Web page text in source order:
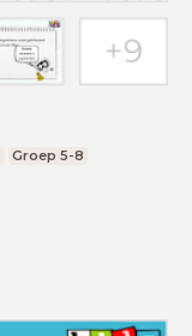
Groep 5-8